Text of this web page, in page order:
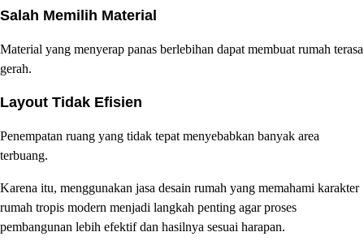
Salah Memilih Material
Material yang menyerap panas berlebihan dapat membuat rumah terasa
gerah.
Layout Tidak Efisien
Penempatan ruang yang tidak tepat menyebabkan banyak area
terbuang.
Karena itu, menggunakan jasa desain rumah yang memahami karakter
rumah tropis modern menjadi langkah penting agar proses
pembangunan lebih efektif dan hasilnya sesuai harapan.